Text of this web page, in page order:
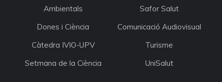
Ambientals
Safor Salut
Dones i Ciència
Comunicació Audiovisual
Càtedra IVIO-UPV
Turisme
Setmana de la Ciència
UniSalut